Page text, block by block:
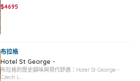
$4695
布拉格
Hotel St George -
布拉格的歷史韻味與現代舒適：Hotel St George -
Czech L…